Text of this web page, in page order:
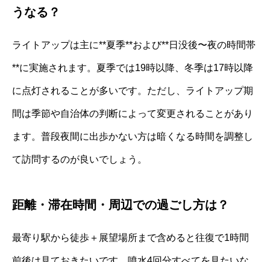
うなる？
ライトアップは主に**夏季**および**日没後〜夜の時間帯
**に実施されます。夏季では19時以降、冬季は17時以降
に点灯されることが多いです。ただし、ライトアップ期
間は季節や自治体の判断によって変更されることがあり
ます。普段夜間に出歩かない方は暗くなる時間を調整し
て訪問するのが良いでしょう。
距離・滞在時間・周辺での過ごし方は？
最寄り駅から徒歩＋展望場所まで含めると往復で1時間